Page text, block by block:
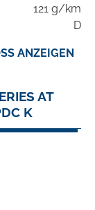
121 g/km
D
ANZEIGEN
AT
K